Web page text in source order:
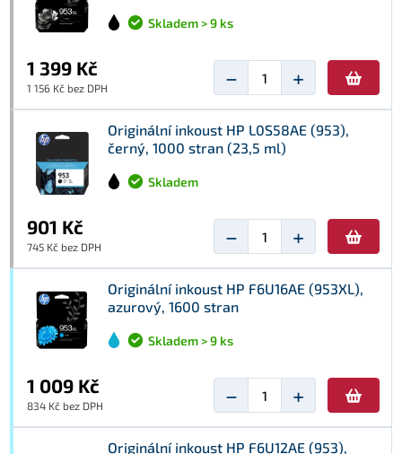
Skladem > 9 ks
1 399 Kč
1 156 Kč bez DPH − +
Originální inkoust HP L0S58AE (953),
černý, 1000 stran (23,5 ml)
Skladem
901 Kč
745 Kč bez DPH − +
Originální inkoust HP F6U16AE (953XL),
azurový, 1600 stran
Skladem > 9 ks
1 009 Kč
834 Kč bez DPH − +
Originální inkoust HP F6U12AE (953),